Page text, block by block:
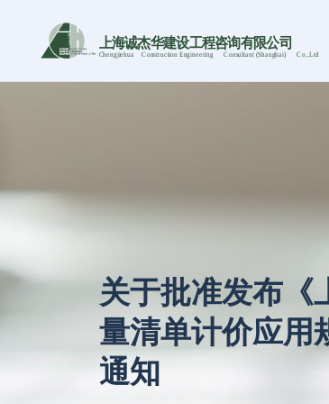
上海诚杰华建设工程咨询有限公司
Chengjiehua Construction Engineering Consultant (Shanghai) Co .,Ltd
关于批准发布《
量清单计价应用
通知